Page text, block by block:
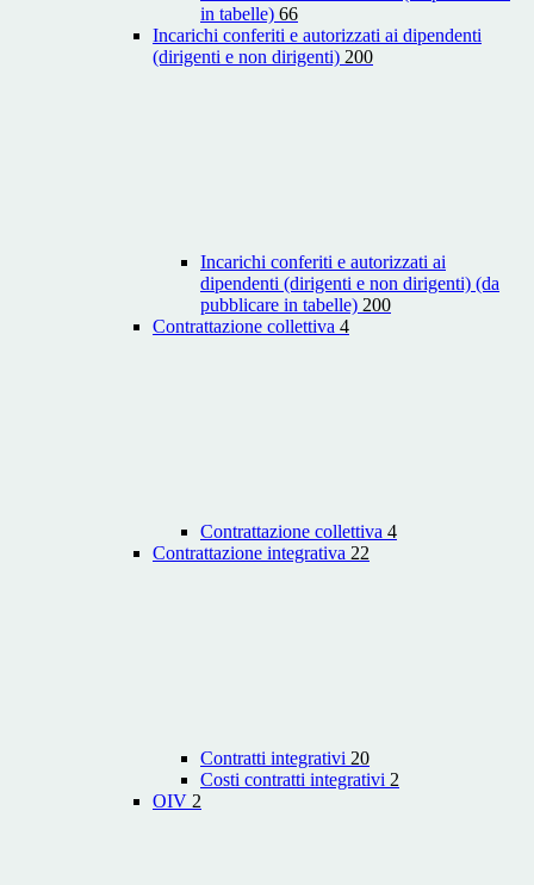
in tabelle) 66
Incarichi conferiti e autorizzati ai dipendenti
(dirigenti e non dirigenti) 200
Incarichi conferiti e autorizzati ai
dipendenti (dirigenti e non dirigenti) (da
pubblicare in tabelle) 200
Contrattazione collettiva 4
Contrattazione collettiva 4
Contrattazione integrativa 22
Contratti integrativi 20
Costi contratti integrativi 2
OIV 2